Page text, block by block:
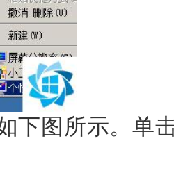
下图所示。单